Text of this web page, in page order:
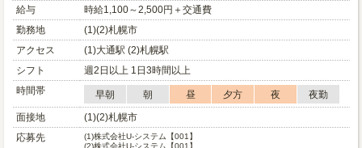
給与
時給1,100～2,500円＋交通費
勤務地
(1)(2)札幌市
アクセス
(1)大通駅 (2)札幌駅
シフト
週2日以上 1日3時間以上
時間帯
早朝 朝 昼 夕方 夜
夜勤
面接地
(1)(2)札幌市
応募先
(1)株式会社U-システム【001】
(2)株式会社U-システム【001】